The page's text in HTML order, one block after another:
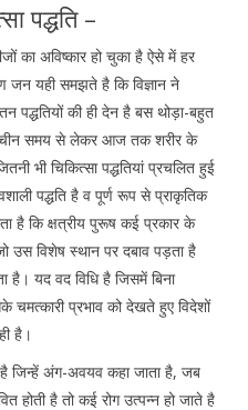
पद्धति –
का अविष्कार हो चुका है ऐसे में हर
जन यही समझते है कि विज्ञान ने
पद्धतियों की ही देन है बस थोड़ा-बहुत
समय से लेकर आज तक शरीर के
भी चिकित्सा पद्धतियां प्रचलित हुई
पद्धति है व पूर्ण रूप से प्राकृतिक
है कि क्षत्रीय पुरूष कई प्रकार के
विशेष स्थान पर दबाव पड़ता है
है। यद वद विधि है जिसमें बिना
प्रभाव को देखते हुए विदेशों
है।
जिन्हें अंग-अवयव कहा जाता है, जब
होती है तो कई रोग उत्पन्न हो जाते है